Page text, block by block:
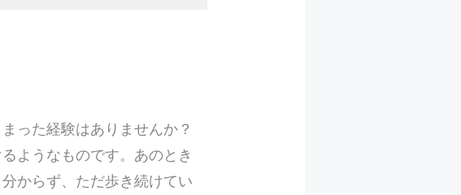
った経験はありませんか？
ようなものです。あのとき
からず、ただ歩き続けてい